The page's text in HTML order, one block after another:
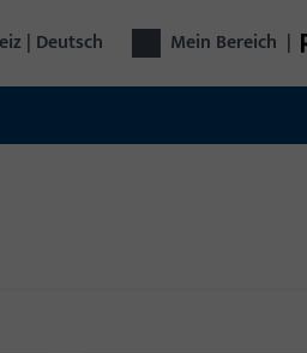
| Deutsch Mein Bereich |